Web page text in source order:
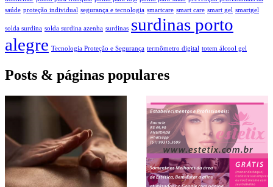
saúde proteção individual segurança e tecnologia smartcare smart care smart gel smartgel
solda surdina solda surdina azenha surdinas surdinas porto
alegre Tecnologia Proteção e Segurança termômetro digital totem álcool gel
Posts & páginas populares